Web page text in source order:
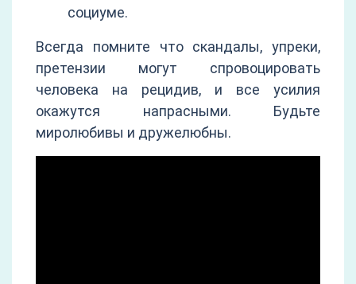
социуме.
Всегда помните что скандалы, упреки,
претензии могут спровоцировать
человека на рецидив, и все усилия
окажутся напрасными. Будьте
миролюбивы и дружелюбны.